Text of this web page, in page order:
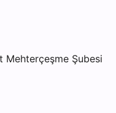
Mehterçeşme Şubesi